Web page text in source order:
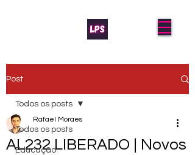
Post
Todos os posts
Educação
Todos os posts
AL232 LIBERADO | Novos
Rafael Moraes